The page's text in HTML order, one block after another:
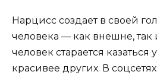
Нарцисс создает в своей
человека — как внешне,
человек старается казаться
красивее других. В